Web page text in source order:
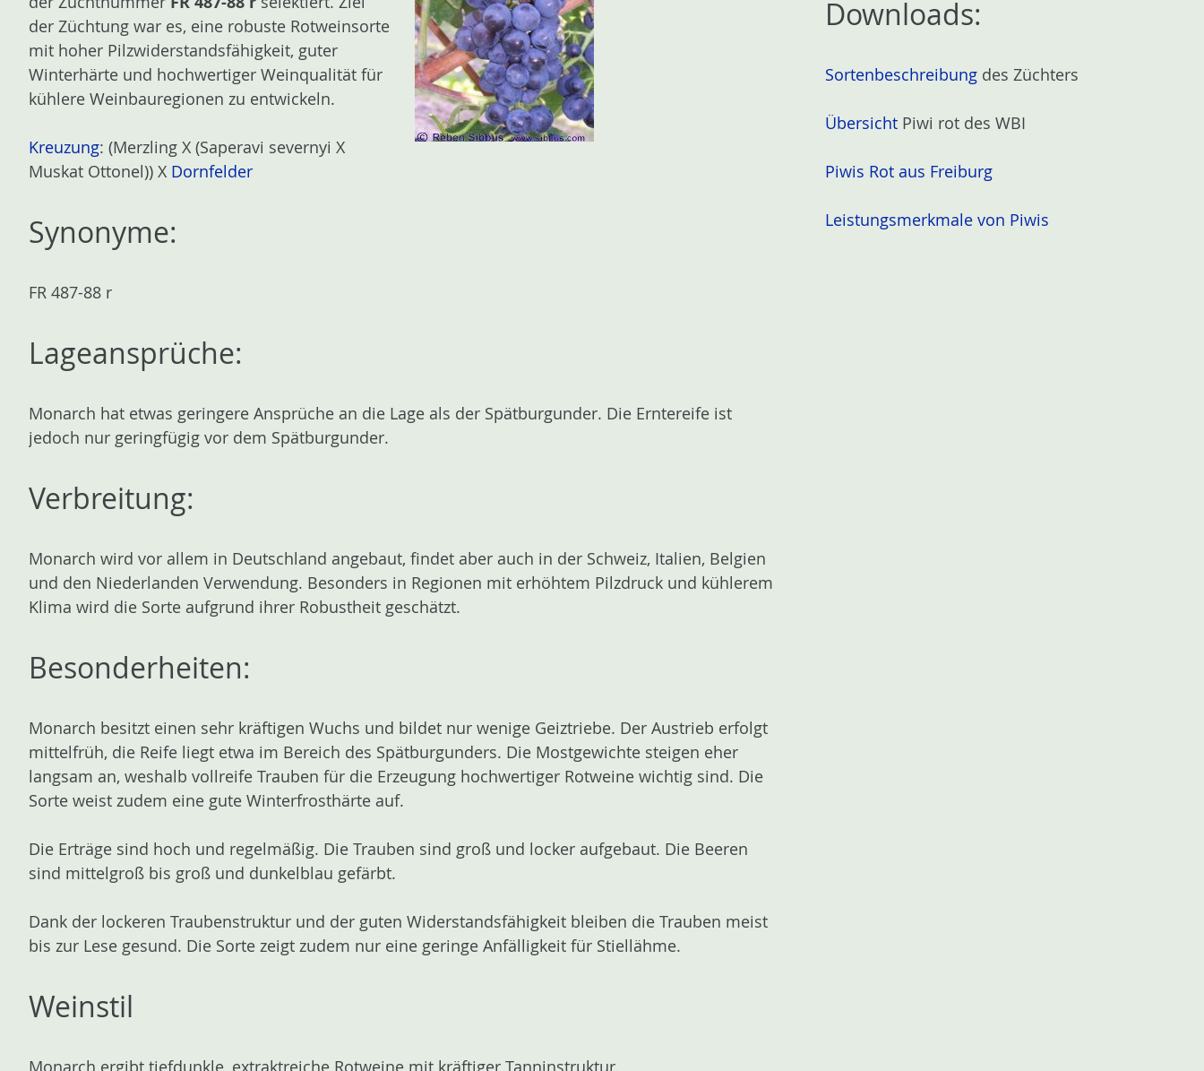
der Züchtung war es, eine robuste Rotweinsorte
mit hoher Pilzwiderstandsfähigkeit, guter
Winterhärte und hochwertiger Weinqualität für
kühlere Weinbauregionen zu entwickeln.
Kreuzung: (Merzling X (Saperavi severnyi X
Muskat Ottonel)) X Dornfelder
Synonyme:
FR 487-88 r
Lageansprüche:
Monarch hat etwas geringere Ansprüche an die Lage als der Spätburgunder. Die Erntereife ist
jedoch nur geringfügig vor dem Spätburgunder.
Verbreitung:
Monarch wird vor allem in Deutschland angebaut, findet aber auch in der Schweiz, Italien, Belgien
und den Niederlanden Verwendung. Besonders in Regionen mit erhöhtem Pilzdruck und kühlerem
Klima wird die Sorte aufgrund ihrer Robustheit geschätzt.
Besonderheiten:
Monarch besitzt einen sehr kräftigen Wuchs und bildet nur wenige Geiztriebe. Der Austrieb erfolgt
mittelfrüh, die Reife liegt etwa im Bereich des Spätburgunders. Die Mostgewichte steigen eher
langsam an, weshalb vollreife Trauben für die Erzeugung hochwertiger Rotweine wichtig sind. Die
Sorte weist zudem eine gute Winterfrosthärte auf.
Die Erträge sind hoch und regelmäßig. Die Trauben sind groß und locker aufgebaut. Die Beeren
sind mittelgroß bis groß und dunkelblau gefärbt.
Dank der lockeren Traubenstruktur und der guten Widerstandsfähigkeit bleiben die Trauben meist
bis zur Lese gesund. Die Sorte zeigt zudem nur eine geringe Anfälligkeit für Stiellähme.
Weinstil
Monarch ergibt tiefdunkle, extraktreiche Rotweine mit kräftiger Tanninstruktur.
Downloads:
Sortenbeschreibung des Züchters
Übersicht Piwi rot des WBI
Piwis Rot aus Freiburg
Leistungsmerkmale von Piwis